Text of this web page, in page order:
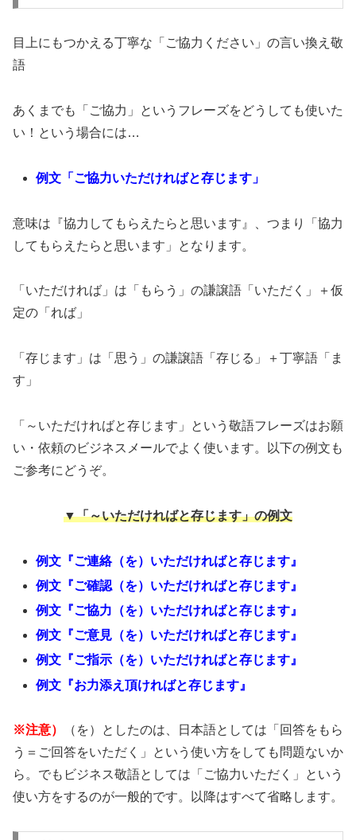
目上にもつかえる丁寧な「ご協力ください」の言い換え敬
語
あくまでも「ご協力」というフレーズをどうしても使いた
い！という場合には…
例文「ご協力いただければと存じます」
意味は『協力してもらえたらと思います』、つまり「協力
してもらえたらと思います」となります。
「いただければ」は「もらう」の謙譲語「いただく」＋仮
定の「れば」
「存じます」は「思う」の謙譲語「存じる」＋丁寧語「ま
す」
「～いただければと存じます」という敬語フレーズはお願
い・依頼のビジネスメールでよく使います。以下の例文も
ご参考にどうぞ。
▼「～いただければと存じます」の例文
例文『ご連絡（を）いただければと存じます』
例文『ご確認（を）いただければと存じます』
例文『ご協力（を）いただければと存じます』
例文『ご意見（を）いただければと存じます』
例文『ご指示（を）いただければと存じます』
例文『お力添え頂ければと存じます』
※注意）
（を）としたのは、日本語としては「回答をもら
う＝ご回答をいただく」という使い方をしても問題ないか
ら。でもビジネス敬語としては「ご協力いただく」という
使い方をするのが一般的です。以降はすべて省略します。